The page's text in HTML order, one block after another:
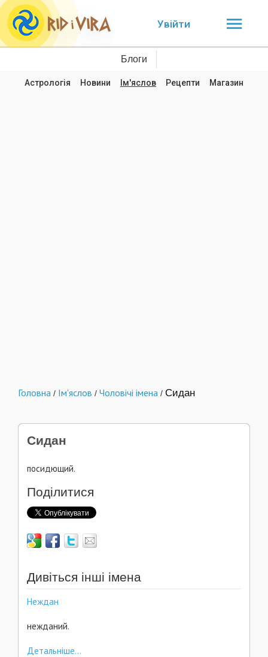
Увійти
Блоги
Астрологія Новини Ім'яслов Рецепти Магазин
Головна / Ім'яслов / Чоловічі імена / Сидан
Сидан
посидющий.
Поділитися
Дивіться інші імена
Неждан
нежданий.
Детальніше...